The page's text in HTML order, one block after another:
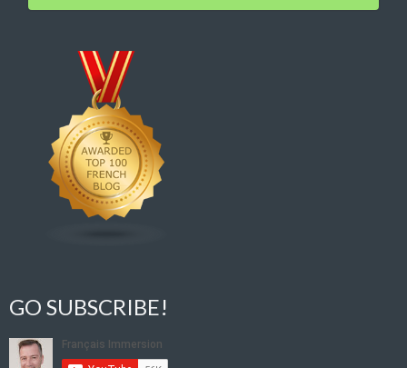
GO SUBSCRIBE!